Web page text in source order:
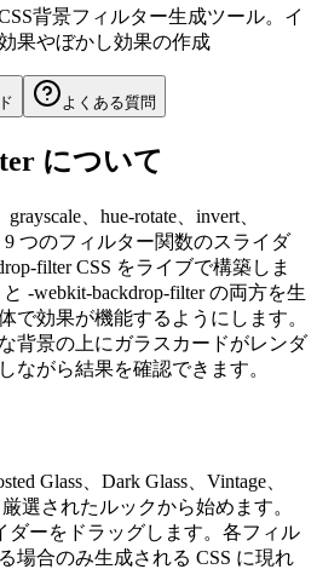
背景フィルター生成ツール。イ
果やぼかし効果の作成
よくある質問
について
、hue-rotate、invert、
9 つのフィルター関数のスライダ
filter CSS をライブで構築しま
-webkit-backdrop-filter の両方を生
で効果が機能するようにします。
背景の上にガラスカードがレンダ
ながら結果を確認できます。
Glass、Dark Glass、Vintage、
選されたルックから始めます。
ダーをドラッグします。各フィル
場合のみ生成される CSS に現れ